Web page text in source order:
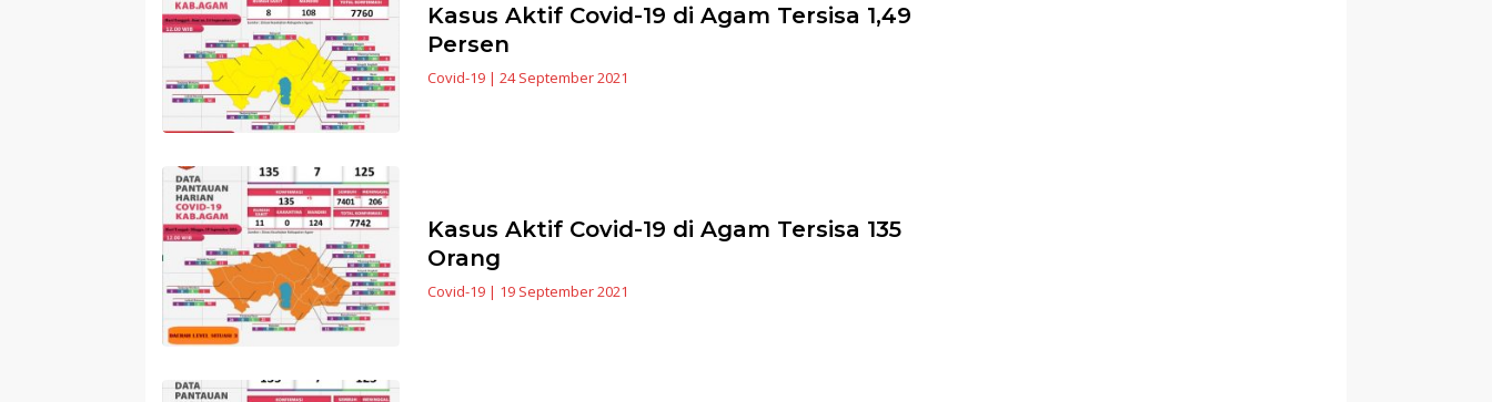
Kasus Aktif Covid-19 di Agam Tersisa 1,49
Persen
Covid-19 |24 September 2021
Kasus Aktif Covid-19 di Agam Tersisa 135
Orang
Covid-19 | 19 September 2021